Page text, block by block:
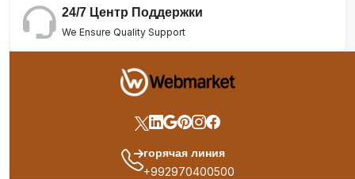
24/7 Центр Поддержки
We Ensure Quality Support
горячая линия
+992970400500